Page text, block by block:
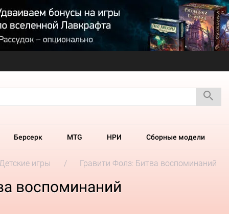
Берсерк MTG НРИ Сборные модели
игры Гравити Фолз: Битва воспоминаний
воспоминаний